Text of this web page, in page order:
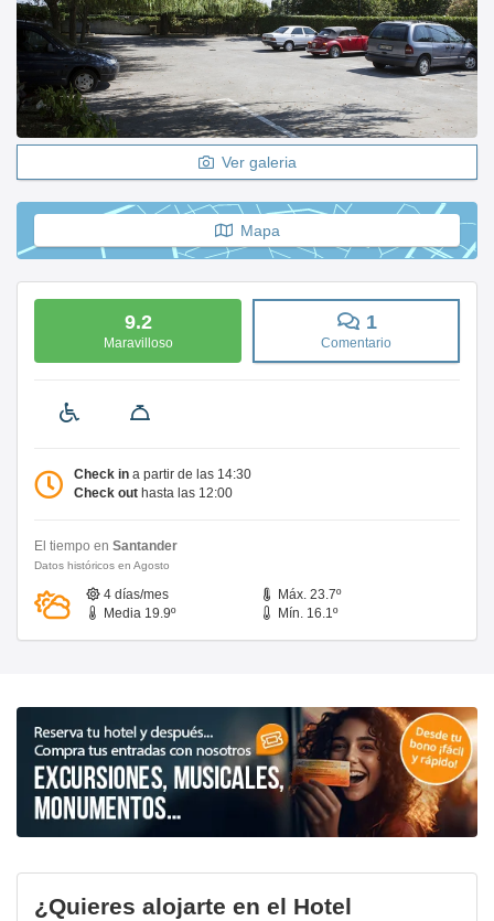
Ver galeria
Mapa
9.2
Maravilloso
1
Comentario
Check in a partir de las 14:30
Check out hasta las 12:00
El tiempo en Santander
Datos históricos en Agosto
4 días/mes
Máx. 23.7º
Media 19.9º
Mín. 16.1º
¿Quieres alojarte en el Hotel